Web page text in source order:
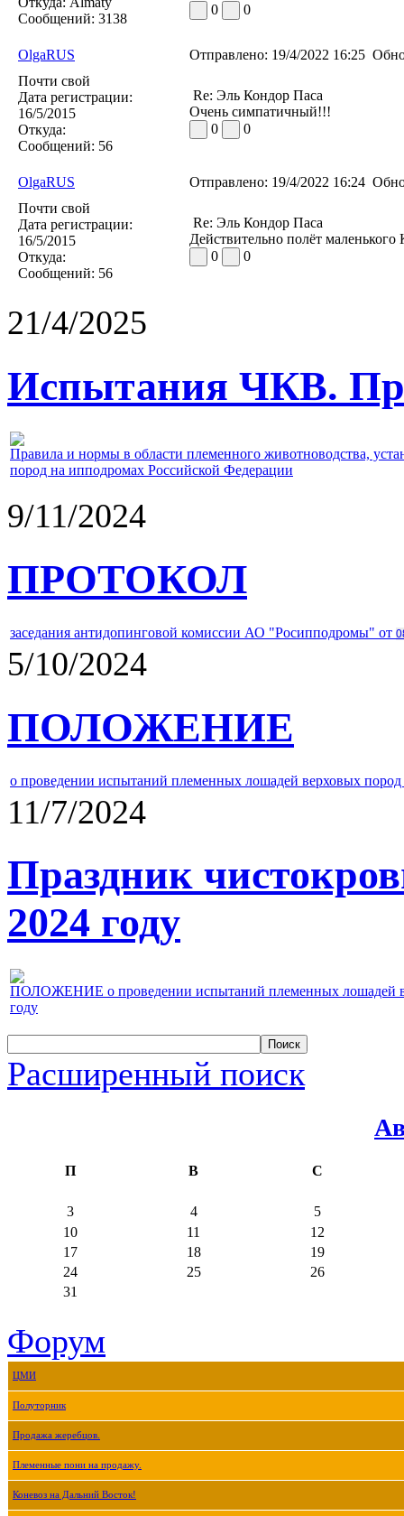
Сообщений: 3138
0
0
OlgaRUS Отправлено: 19/4/2022 16:25
Почти свой
Дата регистрации:
16/5/2015
Откуда:
Сообщений: 56
Re: Эль Кондор Паса
Очень симпатичный!!!
0
0
OlgaRUS Отправлено: 19/4/2022 16:24
Почти свой
Дата регистрации:
16/5/2015
Откуда:
Сообщений: 56
Re: Эль Кондор Паса
Действительно полёт маленького
0
0
21/4/2025
Испытания ЧКВ.
Правила и нормы в области племенного животноводства,
пород на ипподромах Российской Федерации
9/11/2024
ПРОТОКОЛ
заседания антидопинговой комиссии АО "Росипподромы" от
5/10/2024
ПОЛОЖЕНИЕ
о проведении испытаний племенных лошадей верховых
11/7/2024
Праздник
2024 году
ПОЛОЖЕНИЕ о проведении испытаний племенных лошадей
году
Расширенный поиск
П В С
3 4
5
10
11
12
17
18
19
24
25
26
31
Форум
ЦМИ
Полуторник
Продажа жеребцов.
Племенные пони на продажу.
Коневоз на Дальний Восток!